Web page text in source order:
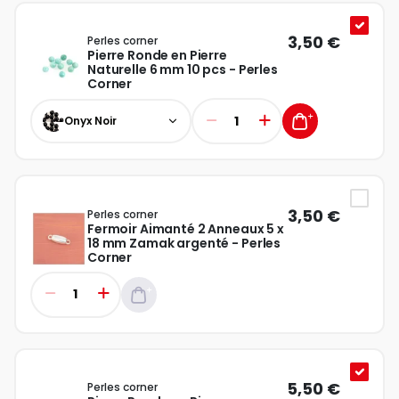
Perles corner
Pierre Ronde en Pierre
Naturelle 6 mm 10 pcs - Perles
Corner
Onyx Noir
3,50 €
Perles corner
Fermoir Aimanté 2 Anneaux 5 x
18 mm Zamak argenté - Perles
Corner
3,50 €
Perles corner 5,50 €